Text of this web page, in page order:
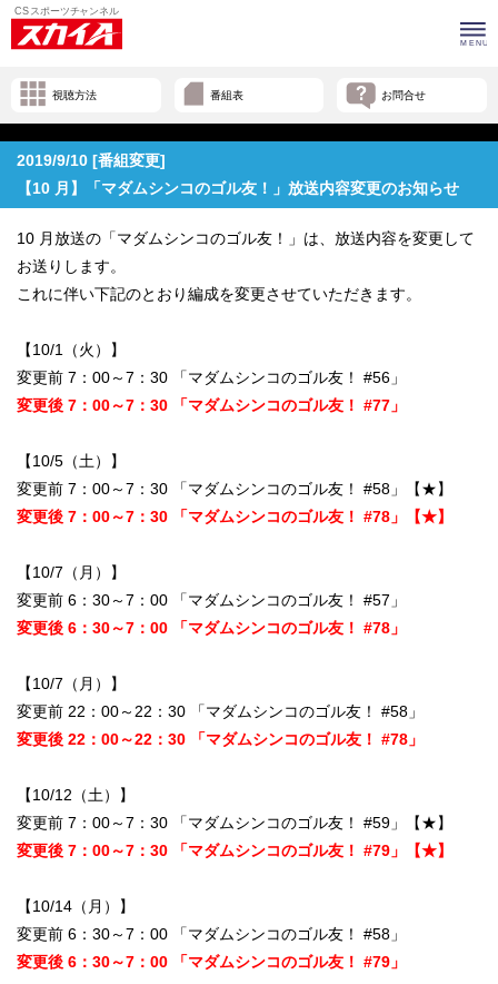
視聴方法 番組表 お問合せ
2019/9/10 [番組変更]
【10 月】「マダムシンコのゴル友！」放送内容変更のお知らせ
10 月放送の「マダムシンコのゴル友！」は、放送内容を変更して
お送りします。
これに伴い下記のとおり編成を変更させていただきます。
【10/1（火）】
変更前 7：00～7：30 「マダムシンコのゴル友！ #56」
変更後 7：00～7：30 「マダムシンコのゴル友！ #77」
【10/5（土）】
変更前 7：00～7：30 「マダムシンコのゴル友！ #58」【★】
変更後 7：00～7：30 「マダムシンコのゴル友！ #78」【★】
【10/7（月）】
変更前 6：30～7：00 「マダムシンコのゴル友！ #57」
変更後 6：30～7：00 「マダムシンコのゴル友！ #78」
【10/7（月）】
変更前 22：00～22：30 「マダムシンコのゴル友！ #58」
変更後 22：00～22：30 「マダムシンコのゴル友！ #78」
【10/12（土）】
変更前 7：00～7：30 「マダムシンコのゴル友！ #59」【★】
変更後 7：00～7：30 「マダムシンコのゴル友！ #79」【★】
【10/14（月）】
変更前 6：30～7：00 「マダムシンコのゴル友！ #58」
変更後 6：30～7：00 「マダムシンコのゴル友！ #79」